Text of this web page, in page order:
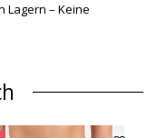
– Keine